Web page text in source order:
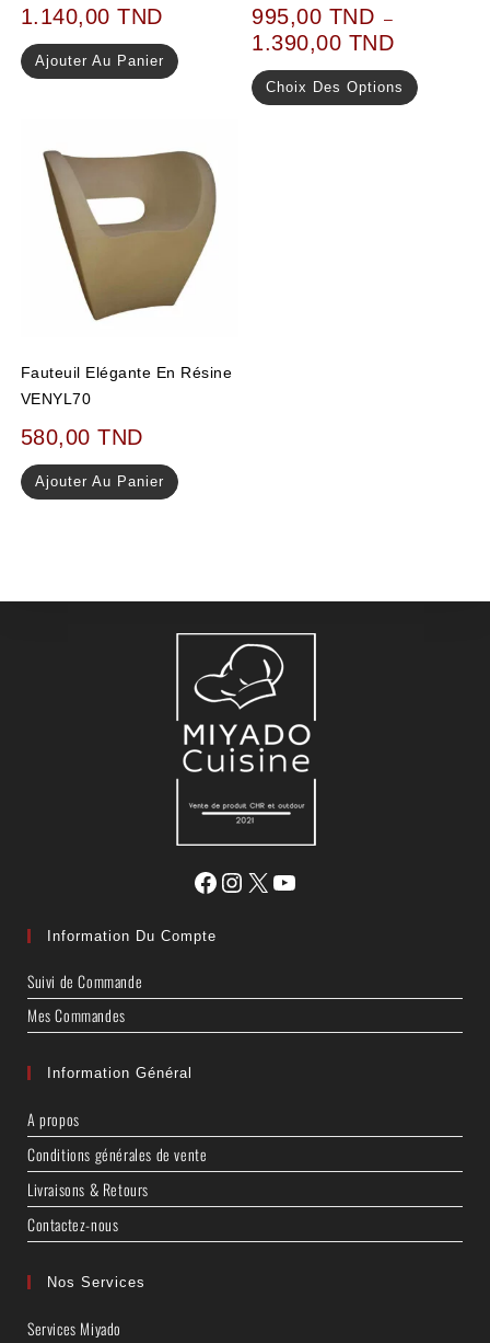
1.140,00TND
Ajouter Au Panier
995,00 TND –
1.390,00 TND
Choix Des Options
Fauteuil Elégante En Résine
VENYL70
580,00TND
Ajouter Au Panier
Information Du Compte
Suivi de Commande
Mes Commandes
Information Général
A propos
Conditions générales de vente
Livraisons & Retours
Contactez-nous
Nos Services
Services Miyado